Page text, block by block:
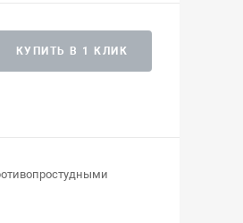
КУПИТЬ В 1 КЛИК